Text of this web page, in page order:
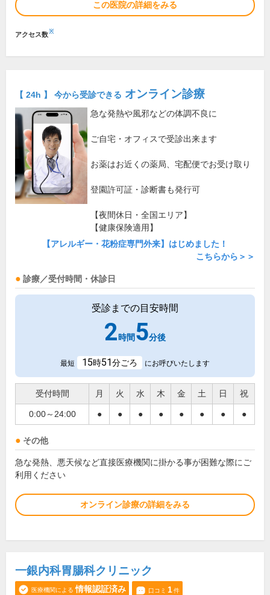
この医院の詳細をみる
アクセス数※
【 24h 】 今から受診できる オンライン診療
急な発熱や風邪などの体調不良に
ご自宅・オフィスで受診出来ます
お薬はお近くの薬局、宅配便でお受け取り
登園許可証・診断書も発行可
【夜間休日・全国エリア】
【健康保険適用】
【アレルギー・花粉症専門外来】はじめました！
こちらから＞＞
診療／受付時間・休診日
受診までの目安時間
2時間 5分後
最短 15時51分ごろ にお呼びいたします
受付時間 月 火 水 木 金 土 日 祝
0:00～24:00 ● ● ● ● ● ● ● ●
その他
急な発熱、悪天候など直接医療機関に掛かる事が困難な際にご
利用ください
オンライン診療の詳細をみる
一銀内科胃腸科クリニック
医療機関による 情報認証済み 口コミ 1件